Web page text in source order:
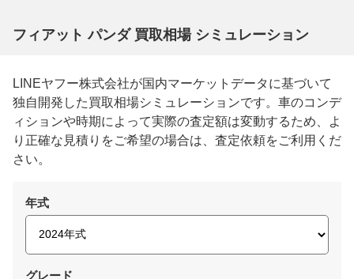
フィアット パンダ 買取相場 シミュレーション
LINEヤフー株式会社が国内マーケットデータに基づいて
独自開発した買取相場シミュレーションです。車のコンデ
ィションや時期によって実際の査定額は変動するため、よ
り正確な見積りをご希望の場合は、査定依頼をご利用くだ
さい。
年式
グレード